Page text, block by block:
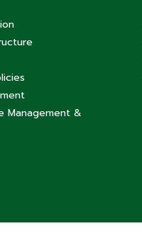
Management &